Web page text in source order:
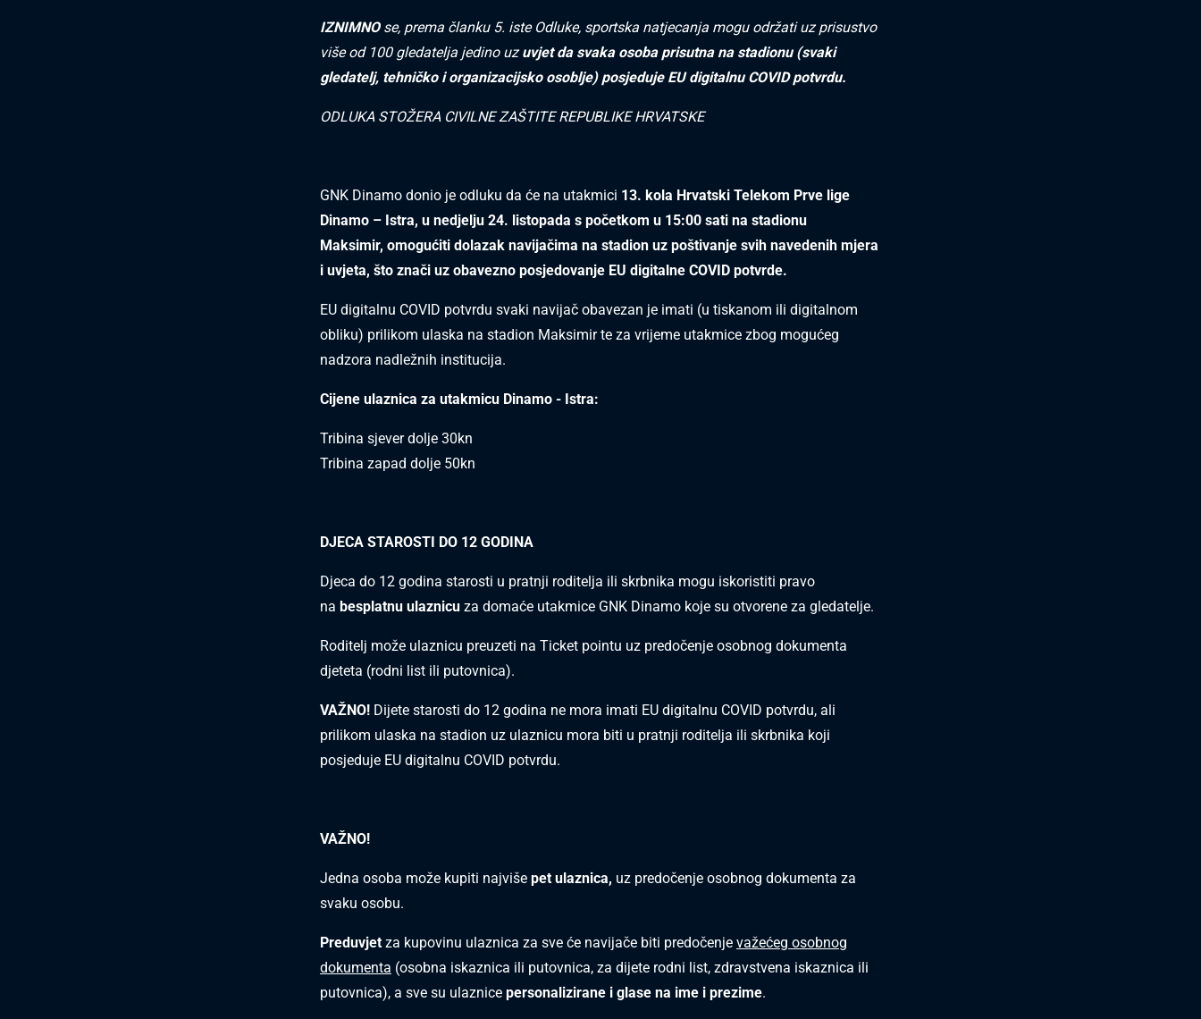
IZNIMNOse, prema članku 5. iste Odluke, sportska natjecanja mogu održati uz prisustvo
više od 100 gledatelja jedino uzuvjet da svaka osoba prisutna na stadionu (svaki
gledatelj, tehničko i organizacijsko osoblje) posjeduje EU digitalnu COVID potvrdu.
ODLUKA STOŽERA CIVILNE ZAŠTITE REPUBLIKE HRVATSKE
GNK Dinamo donio je odluku da će na utakmici 13. kola Hrvatski Telekom Prve lige
Dinamo – Istra, u nedjelju 24. listopada s početkom u 15:00 sati na stadionu
Maksimir, omogućiti dolazak navijačima na stadion uz poštivanje svih navedenih mjera
i uvjeta, što znači uz obavezno posjedovanje EU digitalne COVID potvrde.
EU digitalnu COVID potvrdu svaki navijač obavezan je imati (u tiskanom ili digitalnom
obliku) prilikom ulaska na stadion Maksimir te za vrijeme utakmice zbog mogućeg
nadzora nadležnih institucija.
Cijene ulaznica za utakmicu Dinamo - Istra:
Tribina sjever dolje 30kn
Tribina zapad dolje 50kn
DJECA STAROSTI DO 12 GODINA
Djeca do 12 godina starosti u pratnji roditelja ili skrbnika mogu iskoristiti pravo
na besplatnu ulaznicu za domaće utakmice GNK Dinamo koje su otvorene za gledatelje.
Roditelj može ulaznicu preuzeti na Ticket pointu uz predočenje osobnog dokumenta
djeteta (rodni list ili putovnica).
VAŽNO! Dijete starosti do 12 godina ne mora imati EU digitalnu COVID potvrdu, ali
prilikom ulaska na stadion uz ulaznicu mora biti u pratnji roditelja ili skrbnika koji
posjeduje EU digitalnu COVID potvrdu.
VAŽNO!
Jedna osoba može kupiti najviše pet ulaznica, uz predočenje osobnog dokumenta za
svaku osobu.
Preduvjet za kupovinu ulaznica za sve će navijače biti predočenje važećeg osobnog
dokumenta (osobna iskaznica ili putovnica, za dijete rodni list, zdravstvena iskaznica ili
putovnica), a sve su ulaznice personalizirane i glase na ime i prezime.